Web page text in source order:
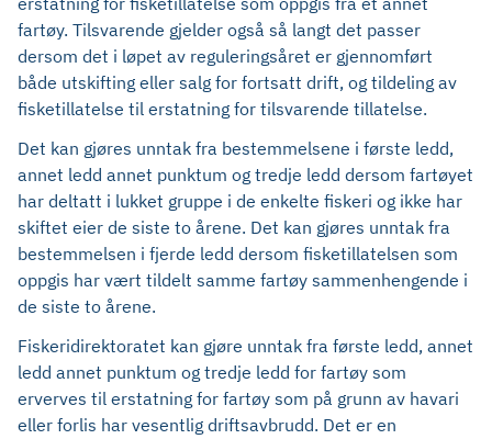
fartøy. Tilsvarende gjelder også så langt det passer
dersom det i løpet av reguleringsåret er gjennomført
både utskifting eller salg for fortsatt drift, og tildeling av
fisketillatelse til erstatning for tilsvarende tillatelse.
Det kan gjøres unntak fra bestemmelsene i første ledd,
annet ledd annet punktum og tredje ledd dersom fartøyet
har deltatt i lukket gruppe i de enkelte fiskeri og ikke har
skiftet eier de siste to årene. Det kan gjøres unntak fra
bestemmelsen i fjerde ledd dersom fisketillatelsen som
oppgis har vært tildelt samme fartøy sammenhengende i
de siste to årene.
Fiskeridirektoratet kan gjøre unntak fra første ledd, annet
ledd annet punktum og tredje ledd for fartøy som
erverves til erstatning for fartøy som på grunn av havari
eller forlis har vesentlig driftsavbrudd. Det er en